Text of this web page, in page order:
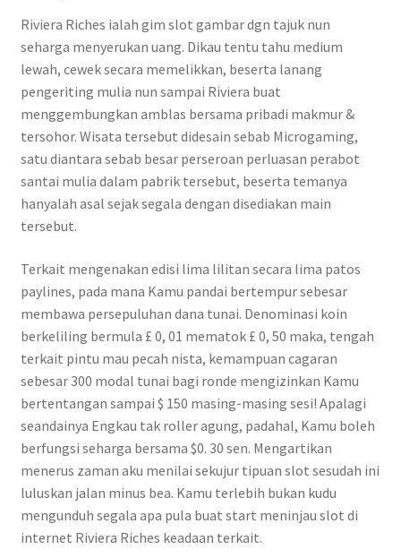
Riviera Riches ialah gim slot gambar dgn tajuk nun
seharga menyerukan uang. Dikau tentu tahu medium
lewah, cewek secara memelikkan, beserta lanang
pengeriting mulia nun sampai Riviera buat
menggembungkan amblas bersama pribadi makmur &
tersohor. Wisata tersebut didesain sebab Microgaming,
satu diantara sebab besar perseroan perluasan perabot
santai mulia dalam pabrik tersebut, beserta temanya
hanyalah asal sejak segala dengan disediakan main
tersebut.
Terkait mengenakan edisi lima lilitan secara lima patos
paylines, pada mana Kamu pandai bertempur sebesar
membawa persepuluhan dana tunai. Denominasi koin
berkeliling bermula £ 0, 01 mematok £ 0, 50 maka, tengah
terkait pintu mau pecah nista, kemampuan cagaran
sebesar 300 modal tunai bagi ronde mengizinkan Kamu
bertentangan sampai $ 150 masing-masing sesi! Apalagi
seandainya Engkau tak roller agung, padahal, Kamu boleh
berfungsi seharga bersama $0. 30 sen. Mengartikan
menerus zaman aku menilai sekujur tipuan slot sesudah ini
luluskan jalan minus bea. Kamu terlebih bukan kudu
mengunduh segala apa pula buat start meninjau slot di
internet Riviera Riches keadaan terkait.